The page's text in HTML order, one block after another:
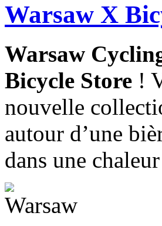
Warsaw X
Warsaw
Bicycle Store !
nouvelle
autour d’une
dans une